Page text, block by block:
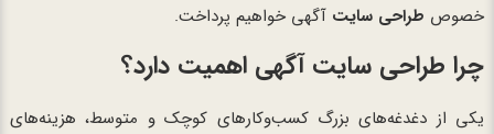
خصوص طراحی سایت آگهی خواهیم پرداخت.
چرا طراحی سایت آگهی اهمیت دارد؟
یکی از دغدغه‌های بزرگ کسب‌وکارهای کوچک و متوسط، هزینه‌های